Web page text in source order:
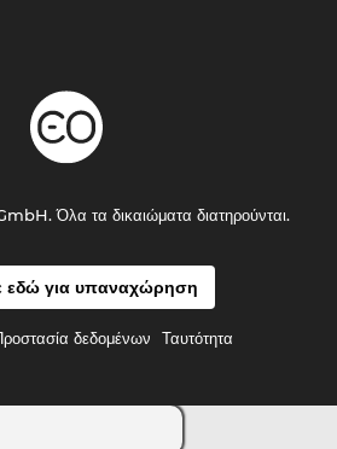
εδώ για υπαναχώρηση
δεδομένων Ταυτότητα
Όλα τα δικαιώματα διατηρούνται.